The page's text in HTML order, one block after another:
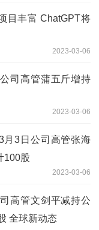
目丰富 ChatGPT将
2023-03-06
司高管蒲五斤增持
2023-03-06
月3日公司高管张海
100股
2023-03-06
高管文剑平减持公
全球新动态